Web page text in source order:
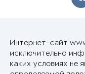
Интернет-сайт
исключительно
каких условиях не